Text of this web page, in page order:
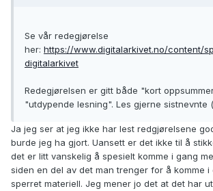
Se vår redegjørelse
her: https://www.digitalarkivet.no/content/
digitalarkivet
Redegjørelsen er gitt både "kort
"utdypende lesning". Les gjerne sistnevnte
Ja jeg ser at jeg ikke har lest redgjørelsene
burde jeg ha gjort. Uansett er det ikke til å
det er litt vanskelig å spesielt komme i gang
siden en del av det man trenger for å komme
sperret materiell. Jeg mener jo det at det har